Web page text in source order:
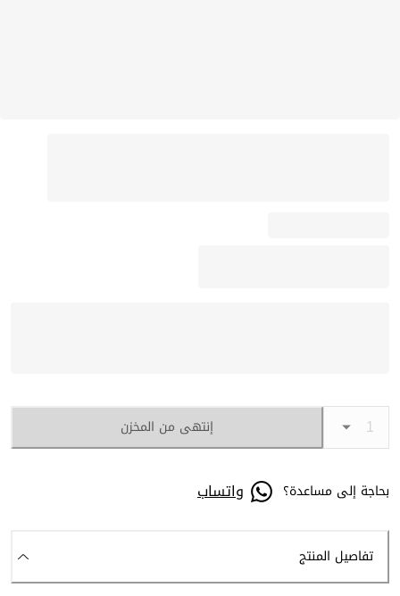
إنتهى من المخزن
بحاجة إلى مساعدة؟ واتساب
تفاصيل المنتج